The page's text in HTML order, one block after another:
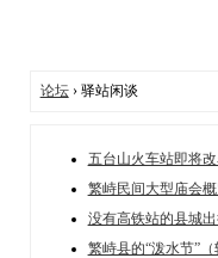
论坛› 驿站闲谈
五台山火车站即将
繁峙民间大型庙会
没有高铁站的县城
繁峙县的“泼水节”